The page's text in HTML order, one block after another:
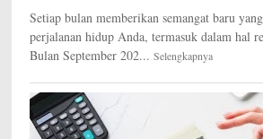
Setiap bulan memberikan semangat baru
perjalanan hidup Anda, termasuk dalam hal
Bulan September 202... Selengkapnya